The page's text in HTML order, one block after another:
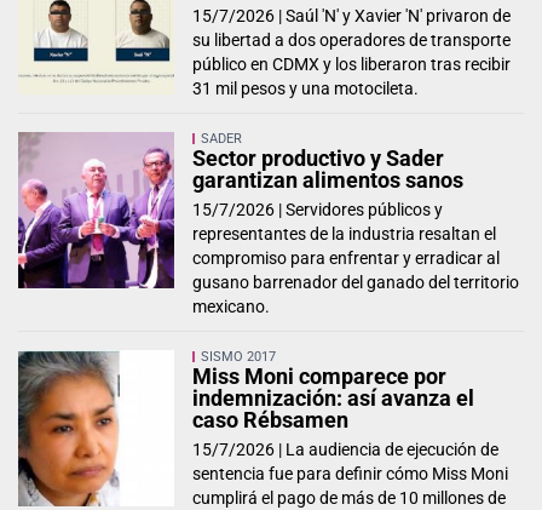
15/7/2026 |Saúl 'N' y Xavier 'N' privaron de
su libertad a dos operadores de transporte
público en CDMX y los liberaron tras recibir
31 mil pesos y una motocileta.
SADER
Sector productivo y Sader
garantizan alimentos sanos
15/7/2026 |Servidores públicos y
representantes de la industria resaltan el
compromiso para enfrentar y erradicar al
gusano barrenador del ganado del territorio
mexicano.
SISMO 2017
Miss Moni comparece por
indemnización: así avanza el
caso Rébsamen
15/7/2026 | La audiencia de ejecución de
sentencia fue para definir cómo Miss Moni
cumplirá el pago de más de 10 millones de